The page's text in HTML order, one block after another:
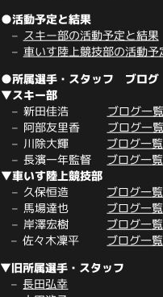
●活動予定と結果
スキー部の活動予定と結果
車いす陸上競技部の活動予
●所属選手・スタッフ ブログ
▼スキー部
新田佳浩 ブログ一覧
阿部友里香 ブログ一覧
川除大輝 ブログ一覧
長濱一年監督
ブログ一覧
▼車いす陸上競技部
久保恒造 ブログ一覧
馬場達也 ブログ一覧
岸澤宏樹 ブログ一覧
佐々木凜平 ブログ一覧
▼旧所属選手・スタッフ
長田弘幸